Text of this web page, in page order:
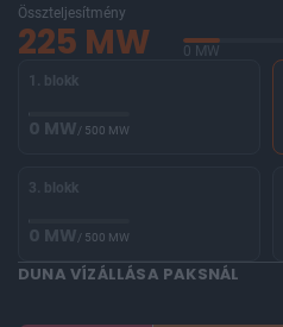
Összteljesítmény
225 MW 0 MW
1. blokk
0 MW/ 500 MW
3. blokk
0 MW/ 500 MW
DUNA VÍZÁLLÁSA PAKSNÁL